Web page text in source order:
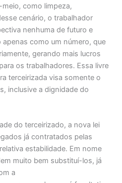
como limpeza,
cenário, o trabalhador
nenhuma de futuro e
apenas como um número, que
gerando mais lucros
os trabalhadores. Essa livre
terceirizada visa somente o
inclusive a dignidade do
do terceirizado, a nova lei
já contratados pelas
estabilidade. Em nome
muito bem substituí-los, já
a